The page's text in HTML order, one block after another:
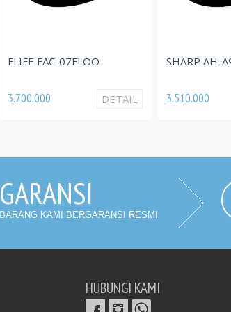
FLIFE FAC-07FLOO
3.700.000 DETAIL
SHARP AH-
3.510.000
GARANSI
BARANG KAMI BERGARANSI RESMI
HUBUNGI KAMI